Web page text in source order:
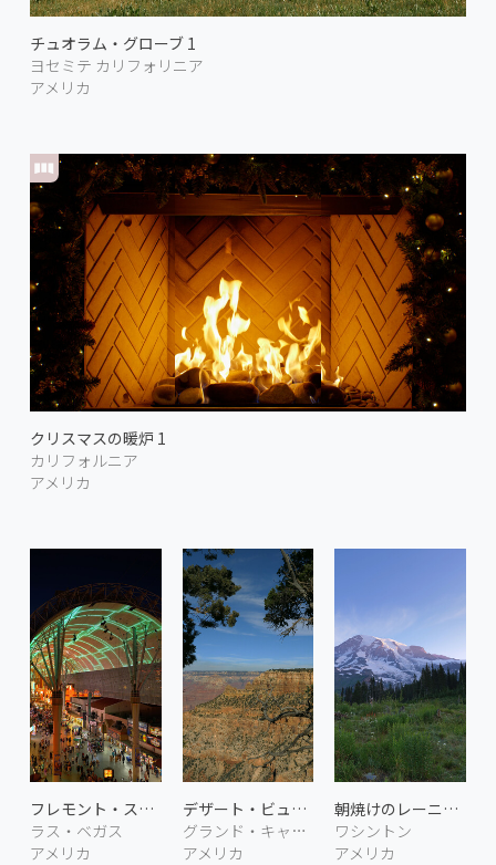
チュオラム・グローブ 1
ヨセミテ カリフォリニア
アメリカ
クリスマスの暖炉 1
カリフォルニア
アメリカ
フレモント・ストリート・エクスペリエンス
ラス・ベガス
アメリカ
デザート・ビュー・ドライブ
グランド・キャニオン アリゾナ
アメリカ
朝焼けのレーニア山 2
ワシントン
アメリカ